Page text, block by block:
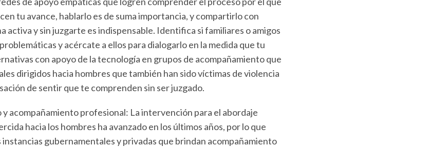
tu avance, hablarlo es de suma importancia, y compartirlo con
activa y sin juzgarte es indispensable. Identifica si familiares o amigos
y acércate a ellos para dialogarlo en la medida que tu
con apoyo de la tecnología en grupos de acompañamiento que
dirigidos hacia hombres que también han sido víctimas de violencia
de sentir que te comprenden sin ser juzgado.
acompañamiento profesional: La intervención para el abordaje
hacia los hombres ha avanzado en los últimos años, por lo que
gubernamentales y privadas que brindan acompañamiento